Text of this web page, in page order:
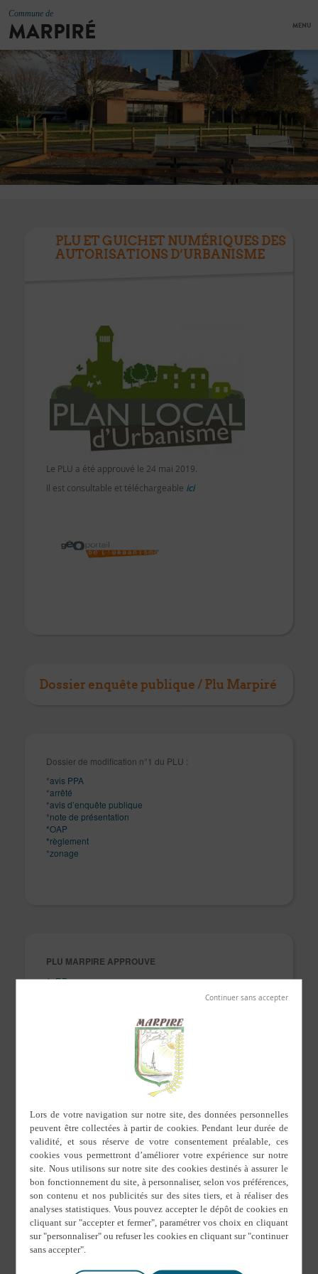
Commune de
MARPIRÉ MENU
PLU ET GUICHET NUMÉRIQUES DES
AUTORISATIONS D’URBANISME
Le PLU a été approuvé le 24 mai 2019.
Il est consultable et téléchargeable ici
Dossier enquête publique / Plu Marpiré
Dossier de modification n°1 du PLU :
*avis PPA
*arrêté
*avis d’enquête publique
*note de présentation
*OAP
*règlement
*zonage
PLU MARPIRE APPROUVE
1. RP
5. Règlement graphique
6.1.1 Annexes Sanitaires
6.1.3 Plan EU
6.1.4 Plan EP
6.2.1 Tableau des servitudes
6.2.2 Plan des servitudes
6.3 Inventaire des zones humides
6.4 Révision du zonage d’assainissement des eaux usées
6.5 Elaboration du zonage d’assainissement des eaux
pluviales